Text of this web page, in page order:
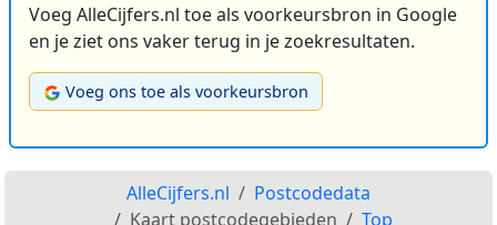
Voeg AlleCijfers.nl toe als voorkeursbron in Google
en je ziet ons vaker terug in je zoekresultaten.
Voeg ons toe als voorkeursbron
AlleCijfers.nl
Postcodedata
Kaart postcodegebieden
Top